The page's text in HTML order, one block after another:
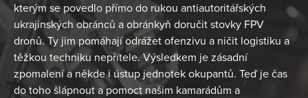
kterým se povedlo přímo do rukou antiautoritářských
ukrajinských obránců a obránkyň doručit stovky FPV
dronů. Ty jim pomáhají odrážet ofenzivu a ničit logistiku a
těžkou techniku nepřítele. Výsledkem je zásadní
zpomalení a někde i ústup jednotek okupantů. Teď je čas
do toho šlápnout a pomoct našim kamarádům a